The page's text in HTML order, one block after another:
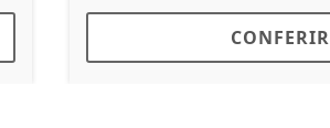
CONFERIR